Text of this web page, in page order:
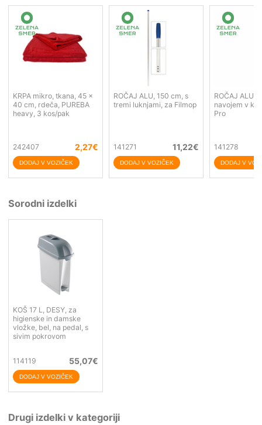
KRPA mikro, tkana, 45 x
40 cm, rdeča, PUREBA
heavy, 3 kos/pak
242407 2,27€
ROČAJ ALU, 150 cm, s
tremi luknjami, za Filmop
141271 11,22€
ROČAJ ALU,
navojem v
Pro
141278
Sorodni izdelki
KOŠ 17 L, DESY, za
higienske in damske
vložke, bel, na pedal, s
sivim pokrovom
114119 55,07€
Drugi izdelki v kategoriji